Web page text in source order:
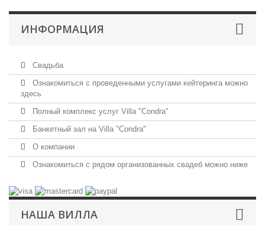
ИНФОРМАЦИЯ
Свадьба
Ознакомиться с проведенными услугами кейтеринга можно
здесь
Полный комплекс услуг Villa "Condra"
Банкетный зал на Villa "Condra"
О компании
Ознакомиться с рядом организованных свадеб можно ниже
НАША ВИЛЛА